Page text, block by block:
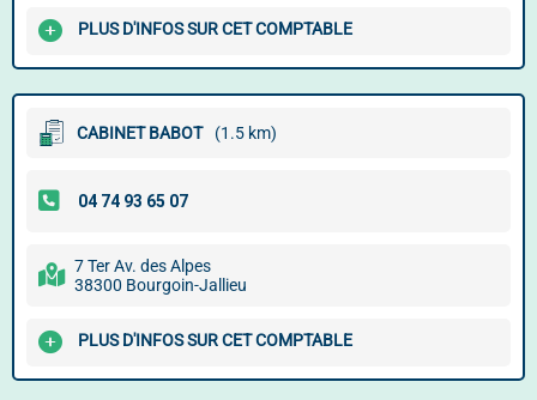
PLUS D'INFOS SUR CET COMPTABLE
CABINET BABOT (1.5 km)
7 Ter Av. des Alpes
38300 Bourgoin-Jallieu
PLUS D'INFOS SUR CET COMPTABLE